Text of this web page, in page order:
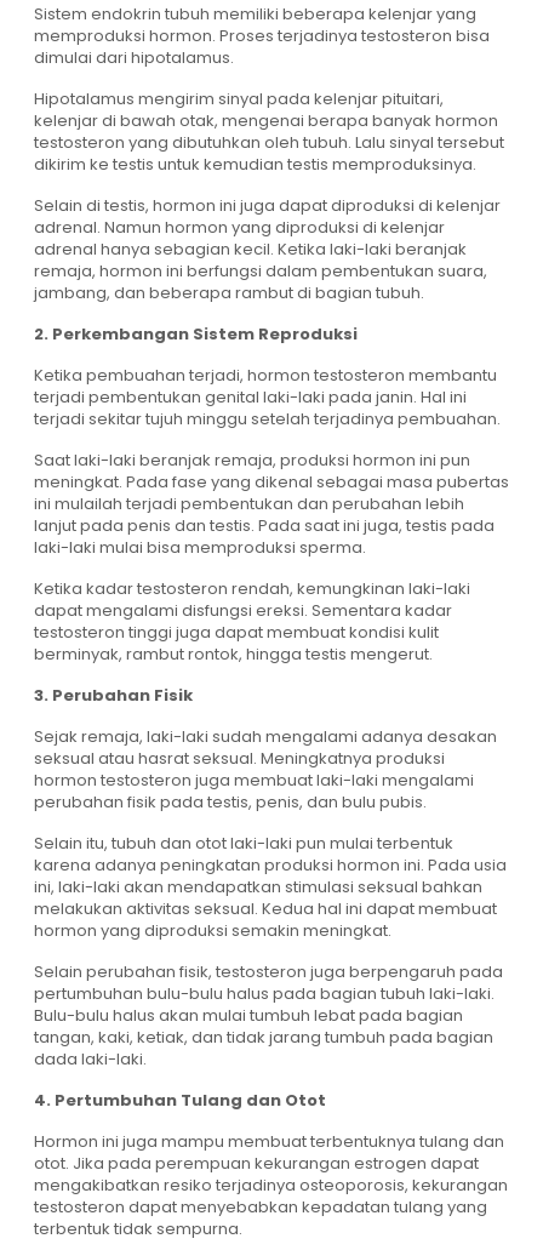
Sistem endokrin tubuh memiliki beberapa kelenjar yang
memproduksi hormon. Proses terjadinya testosteron bisa
dimulai dari hipotalamus.
Hipotalamus mengirim sinyal pada kelenjar pituitari,
kelenjar di bawah otak, mengenai berapa banyak hormon
testosteron yang dibutuhkan oleh tubuh. Lalu sinyal tersebut
dikirim ke testis untuk kemudian testis memproduksinya.
Selain di testis, hormon ini juga dapat diproduksi di kelenjar
adrenal. Namun hormon yang diproduksi di kelenjar
adrenal hanya sebagian kecil. Ketika laki-laki beranjak
remaja, hormon ini berfungsi dalam pembentukan suara,
jambang, dan beberapa rambut di bagian tubuh.
2. Perkembangan Sistem Reproduksi
Ketika pembuahan terjadi, hormon testosteron membantu
terjadi pembentukan genital laki-laki pada janin. Hal ini
terjadi sekitar tujuh minggu setelah terjadinya pembuahan.
Saat laki-laki beranjak remaja, produksi hormon ini pun
meningkat. Pada fase yang dikenal sebagai masa pubertas
ini mulailah terjadi pembentukan dan perubahan lebih
lanjut pada penis dan testis. Pada saat ini juga, testis pada
laki-laki mulai bisa memproduksi sperma.
Ketika kadar testosteron rendah, kemungkinan laki-laki
dapat mengalami disfungsi ereksi. Sementara kadar
testosteron tinggi juga dapat membuat kondisi kulit
berminyak, rambut rontok, hingga testis mengerut.
3. Perubahan Fisik
Sejak remaja, laki-laki sudah mengalami adanya desakan
seksual atau hasrat seksual. Meningkatnya produksi
hormon testosteron juga membuat laki-laki mengalami
perubahan fisik pada testis, penis, dan bulu pubis.
Selain itu, tubuh dan otot laki-laki pun mulai terbentuk
karena adanya peningkatan produksi hormon ini. Pada usia
ini, laki-laki akan mendapatkan stimulasi seksual bahkan
melakukan aktivitas seksual. Kedua hal ini dapat membuat
hormon yang diproduksi semakin meningkat.
Selain perubahan fisik, testosteron juga berpengaruh pada
pertumbuhan bulu-bulu halus pada bagian tubuh laki-laki.
Bulu-bulu halus akan mulai tumbuh lebat pada bagian
tangan, kaki, ketiak, dan tidak jarang tumbuh pada bagian
dada laki-laki.
4. Pertumbuhan Tulang dan Otot
Hormon ini juga mampu membuat terbentuknya tulang dan
otot. Jika pada perempuan kekurangan estrogen dapat
mengakibatkan resiko terjadinya osteoporosis, kekurangan
testosteron dapat menyebabkan kepadatan tulang yang
terbentuk tidak sempurna.